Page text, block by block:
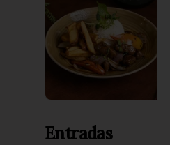
Entradas